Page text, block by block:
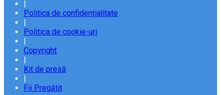
Politica de confidențialitate
Politica de cookie-uri
Copyright
Kit de presă
Fii Pregătit